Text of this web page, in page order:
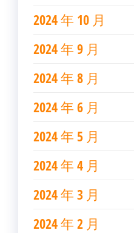
2024 年 10 月
2024 年 9 月
2024 年 8 月
2024 年 6 月
2024 年 5 月
2024 年 4 月
2024 年 3 月
2024 年 2 月